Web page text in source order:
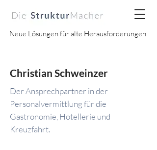
Neue Lösungen für alte Herausforderungen
Christian Schweinzer
Der Ansprechpartner in der
Personalvermittlung für die
Gastronomie, Hotellerie und
Kreuzfahrt.